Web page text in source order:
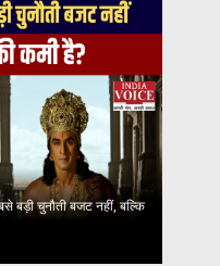
बड़ी चुनौती बजट नहीं, बल्कि